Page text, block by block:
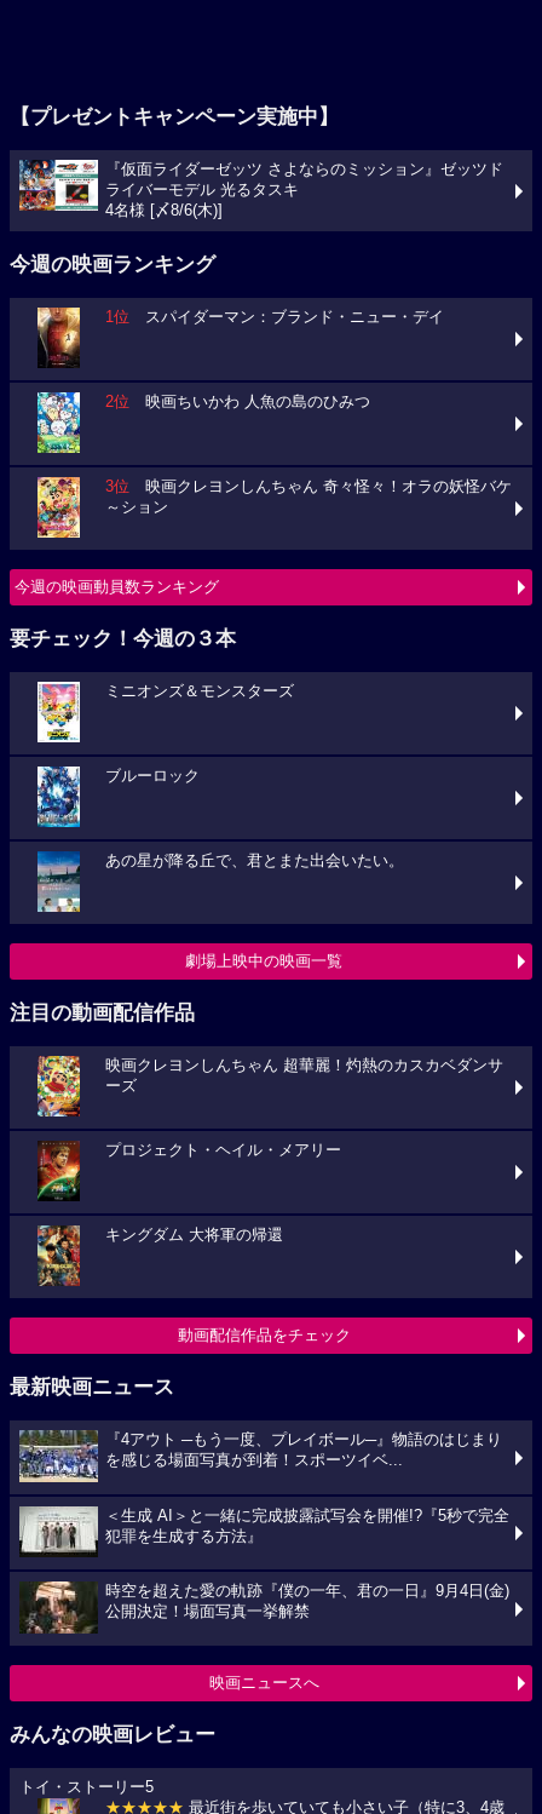
【プレゼントキャンペーン実施中】
『仮面ライダーゼッツ さよならのミッション』ゼッツド
ライバーモデル 光るタスキ
4名様 [〆8/6(木)]
今週の映画ランキング
1位 スパイダーマン：ブランド・ニュー・デイ
2位 映画ちいかわ 人魚の島のひみつ
3位 映画クレヨンしんちゃん 奇々怪々！オラの妖怪バケ
～ション
今週の映画動員数ランキング
要チェック！今週の３本
ミニオンズ＆モンスターズ
ブルーロック
あの星が降る丘で、君とまた出会いたい。
劇場上映中の映画一覧
注目の動画配信作品
映画クレヨンしんちゃん 超華麗！灼熱のカスカベダンサ
ーズ
プロジェクト・ヘイル・メアリー
キングダム 大将軍の帰還
動画配信作品をチェック
最新映画ニュース
『4アウト ─もう一度、プレイボール─』物語のはじまり
を感じる場面写真が到着！スポーツイベ...
＜生成 AI＞と一緒に完成披露試写会を開催!?『5秒で完全
犯罪を生成する方法』
時空を超えた愛の軌跡『僕の一年、君の一日』9月4日(金)
公開決定！場面写真一挙解禁
映画ニュースへ
みんなの映画レビュー
トイ・ストーリー5
★★★★★ 最近街を歩いていても小さい子（特に3、4歳